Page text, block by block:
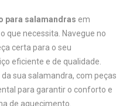
para salamandras em
que necessita. Navegue no
certa para o seu
eficiente e de qualidade.
sua salamandra, com peças
para garantir o conforto e
de aquecimento.